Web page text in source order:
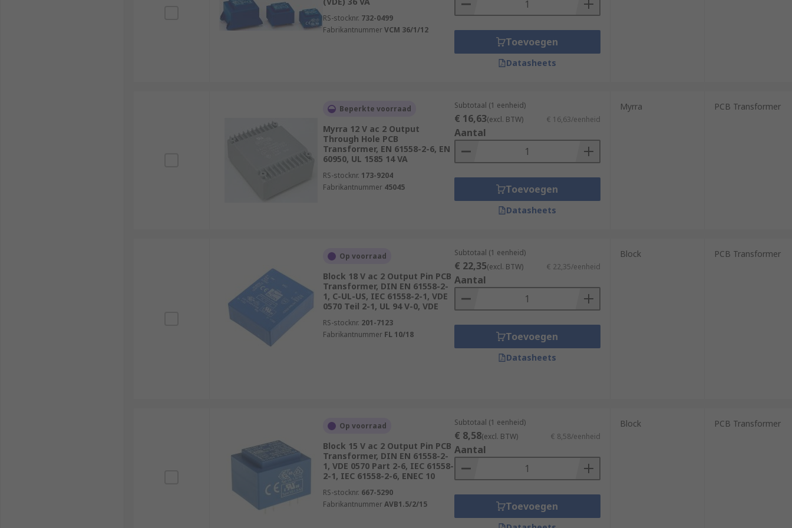
RS-stocknr. 732-0499
FabrikantnummerVCM 36/1/12
Toevoegen
Datasheets
Beperkte voorraad
Myrra 12 V ac 2 Output
Through Hole PCB
Transformer, EN 61558-2-6, EN
60950, UL 1585 14 VA
RS-stocknr. 173-9204
Fabrikantnummer 45045
Subtotaal (1 eenheid)
€ 16,63(excl. BTW) € 16,63/eenheid
Aantal
Toevoegen
Datasheets
Myrra PCB Transformer
Op voorraad
Block 18 V ac 2 Output Pin PCB
Transformer, DIN EN 61558-2-
1, C-UL-US, IEC 61558-2-1, VDE
0570 Teil 2-1, UL 94 V-0, VDE
RS-stocknr. 201-7123
Fabrikantnummer FL 10/18
Subtotaal (1 eenheid)
€ 22,35(excl. BTW) € 22,35/eenheid
Aantal
Toevoegen
Datasheets
Block PCB Transformer
Op voorraad
Block 15 V ac 2 Output Pin PCB
Transformer, DIN EN 61558-2-
1, VDE 0570 Part 2-6, IEC 61558-
2-1, IEC 61558-2-6, ENEC 10
RS-stocknr. 667-5290
FabrikantnummerAVB1.5/2/15
Subtotaal (1 eenheid)
€ 8,58(excl. BTW) € 8,58/eenheid
Aantal
Toevoegen
Block PCB Transformer